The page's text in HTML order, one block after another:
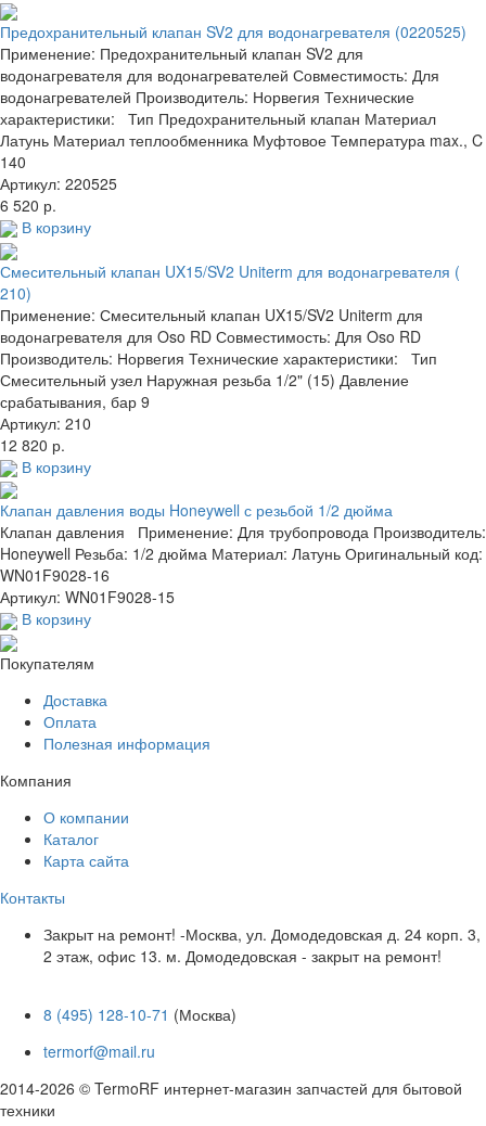
Предохранительный клапан SV2 для водонагревателя (0220525)
Применение: Предохранительный клапан SV2 для
водонагревателя для водонагревателей Совместимость: Для
водонагревателей Производитель: Норвегия Технические
характеристики: Тип Предохранительный клапан Материал
Латунь Материал теплообменника Муфтовое Температура max., C
140
Артикул: 220525
6 520 р.
В корзину
Смесительный клапан UX15/SV2 Uniterm для водонагревателя (
210)
Применение: Смесительный клапан UX15/SV2 Uniterm для
водонагревателя для Oso RD Совместимость: Для Oso RD
Производитель: Норвегия Технические характеристики: Тип
Смесительный узел Наружная резьба 1/2" (15) Давление
срабатывания, бар 9
Артикул: 210
12 820 р.
В корзину
Клапан давления воды Honeywell с резьбой 1/2 дюйма
Клапан давления Применение: Для трубопровода Производитель:
Honeywell Резьба: 1/2 дюйма Материал: Латунь Оригинальный код:
WN01F9028-16
Артикул: WN01F9028-15
В корзину
Покупателям
Доставка
Оплата
Полезная информация
Компания
О компании
Каталог
Карта сайта
Контакты
Закрыт на ремонт! -Москва, ул. Домодедовская д. 24 корп. 3,
2 этаж, офис 13. м. Домодедовская - закрыт на ремонт!
8 (495) 128-10-71 (Москва)
termorf@mail.ru
2014-2026 © TermoRF интернет-магазин запчастей для бытовой
техники